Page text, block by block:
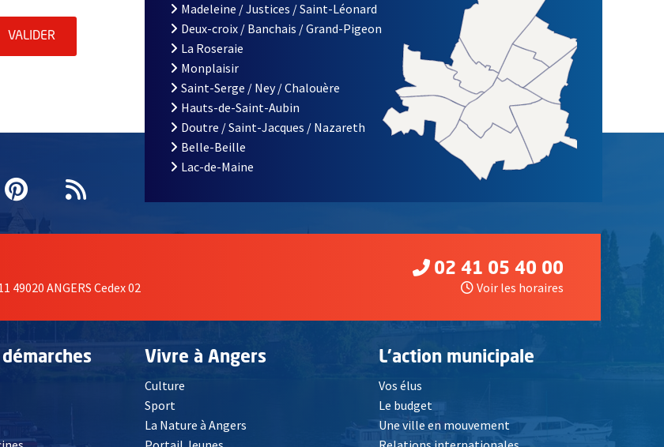
la ville d'Angers, indiquez votre email (champ obligatoire)
VALIDER ENVOYER MA DEMANDE D'INSCRIPTION À LA LETTRE D'INFORMATION DES ASSOCIATIONS DE LA VILLE
fenêtre
nouvelle fenêtre
une nouvelle fenêtre
Pinterest
, Ouvre une nouvelle fenêtre
Flux RSS
Madeleine / Justices / Saint-Léonard
Deux-croix / Banchais / Grand-Pigeon
La Roseraie
Monplaisir
Saint-Serge / Ney / Chalouère
Hauts-de-Saint-Aubin
Doutre / Saint-Jacques / Nazareth
Belle-Beille
Lac-de-Maine
ANGERS Cedex 02
02 41 05 40 00
Voir les horaires
une nouvelle fenêtre
Vivre à Angers
Culture
Sport
La Nature à Angers
L'action municipale
Vos élus
Le budget
Une ville en mouvement